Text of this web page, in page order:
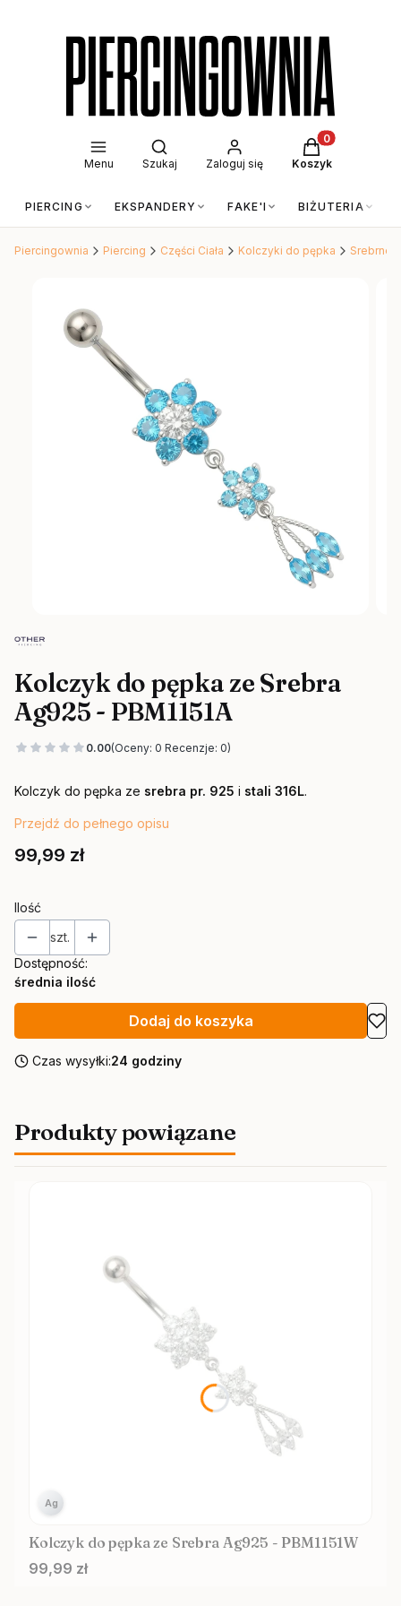
Menu
Otwórz wyszukiwarkę
Szukaj Zaloguj się
Produkty w
Koszyk
PIERCING EKSPANDERY FAKE'I BIŻUTERIA
Piercingownia Piercing Części Ciała Kolczyki do pępka Srebrne
Kolczyk do pępka ze Srebra
Ag925 - PBM1151A
0.00(Oceny: 0 Recenzje: 0)
Kolczyk do pępka ze srebra pr. 925 i stali 316L.
Przejdź do pełnego opisu
Cena
99,99 zł
Ilość
szt.
Dostępność:
średnia ilość
Dodaj do koszyka
Czas wysyłki:24 godziny
Produkty powiązane
Ag
Kolczyk do pępka ze Srebra Ag925 - PBM1151W
Cena
99,99 zł